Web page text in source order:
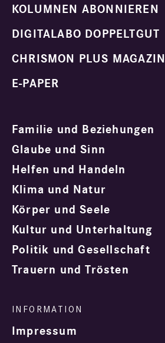
KOLUMNEN ABONNIEREN
DIGITALABO DOPPELTGUT
CHRISMON PLUS MAGAZIN
E-PAPER
Familie und Beziehungen
Glaube und Sinn
Helfen und Handeln
Klima und Natur
Körper und Seele
Kultur und Unterhaltung
Politik und Gesellschaft
Trauern und Trösten
Impressum